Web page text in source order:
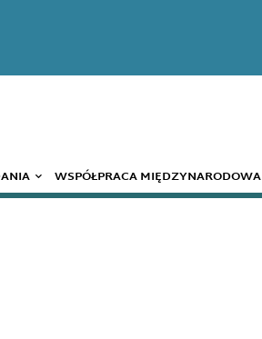
WSPÓŁPRACA MIĘDZYNARODOWA